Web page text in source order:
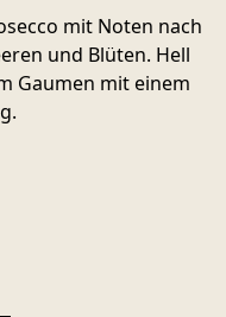
mit Noten nach
und Blüten. Hell
Gaumen mit einem